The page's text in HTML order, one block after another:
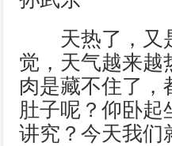
天热了，又
觉，天气越来越
肉是藏不住了，
肚子呢？仰卧起
讲究？今天我们